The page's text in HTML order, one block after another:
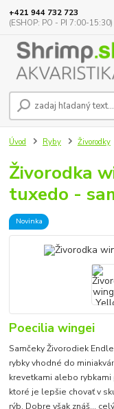
+421 944 732 723
(ESHOP: PO - PI 7:00-15:30)
Úvod Ryby Živorodky
Živorodka
tuxedo -
Novinka
Poecilia wingei
Samčeky Živorodiek
rybky vhodné do
krevetkami alebo
ktoré je lepšie chovať v
rýb. Dobre však znáš...